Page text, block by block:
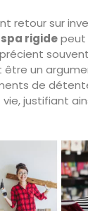
retour sur
spa rigidepeut
être un
de
justifiant